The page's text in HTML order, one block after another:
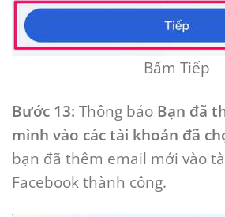
Bấm Tiếp
Bước 13: Thông báo Bạn đã
mình vào các tài khoản đã
bạn đã thêm email mới vào
Facebook thành công.